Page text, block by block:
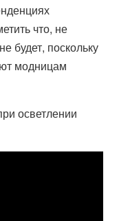
что, не
будет, поскольку
модницам
осветлении